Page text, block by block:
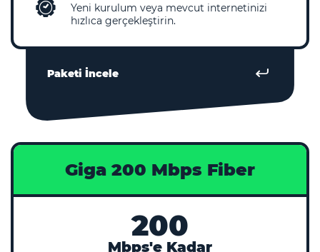
Yeni kurulum veya mevcut internetinizi
hızlıca gerçekleştirin.
Paketi İncele
Giga 200 Mbps Fiber
200
Mbps'e Kadar